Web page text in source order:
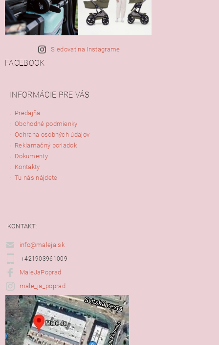
Sledovať na Instagrame
FACEBOOK
INFORMÁCIE PRE VÁS
Predajňa
Obchodné podmienky
Ochrana osobných údajov
Reklamačný poriadok
Dokumenty
Kontakty
Tu nás nájdete
KONTAKT:
info@maleja.sk
+421903961009
MaleJaPoprad
male_ja_poprad